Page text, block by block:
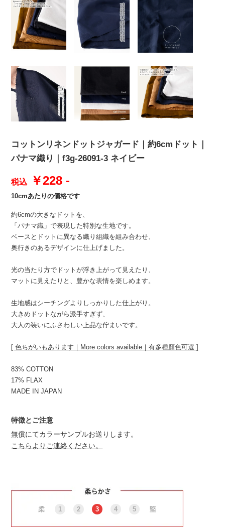
コットンリネンドットジャガード｜約6cmドット｜
パナマ織り｜f3g-26091-3 ネイビー
税込 ￥228 -
10cmあたりの価格です
約6cmの大きなドットを、
「パナマ織」で表現した特別な生地です。
ベースとドットに異なる織り組織を組み合わせ、
奥行きのあるデザインに仕上げました。
光の当たり方でドットが浮き上がって見えたり、
マットに見えたりと、豊かな表情を楽しめます。
生地感はシーチングよりしっかりした仕上がり。
大きめドットながら派手すぎず、
大人の装いにふさわしい上品な佇まいです。
[ 色ちがいもあります｜More colors available｜有多種顏色可選 ]
83% COTTON
17% FLAX
MADE IN JAPAN
特徴とご注意
無償にてカラーサンプルお送りします。
こちらよりご連絡ください。
柔 1 2 3 4 5 堅